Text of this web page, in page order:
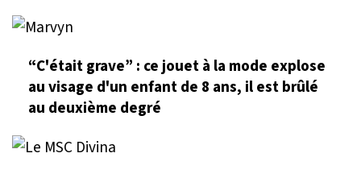
“C'était grave” : ce jouet à la mode explose
au visage d'un enfant de 8 ans, il est brûlé
au deuxième degré